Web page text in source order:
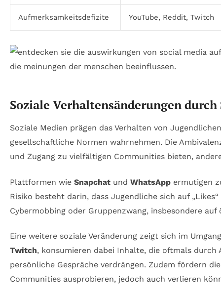
Aufmerksamkeitsdefizite YouTube, Reddit, Twitch
Soziale Verhaltensänderungen
Soziale Medien prägen das Verhalten von
gesellschaftliche Normen wahrnehmen. Die
und Zugang zu vielfältigen Communities bieten,
Plattformen wie Snapchat und WhatsApp ermutigen
Risiko besteht darin, dass Jugendliche sich auf
Cybermobbing oder Gruppenzwang, insbesondere
Eine weitere soziale Veränderung zeigt sich im
Twitch, konsumieren dabei Inhalte, die oftmals durch
persönliche Gespräche verdrängen. Zudem fördern
Communities ausprobieren, jedoch auch verlieren